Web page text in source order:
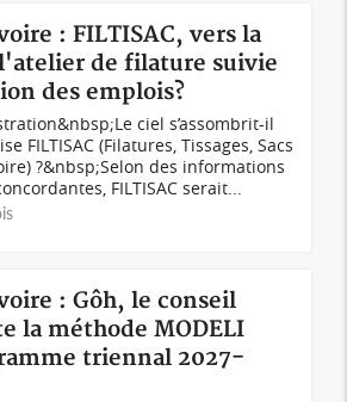
: FILTISAC, vers la
de filature suivie
des emplois?
ciel s’assombrit-il
FILTISAC (Filatures, Tissages, Sacs
?&nbsp;Selon des informations
FILTISAC serait...
: Gôh, le conseil
la méthode MODELI
triennal 2027-